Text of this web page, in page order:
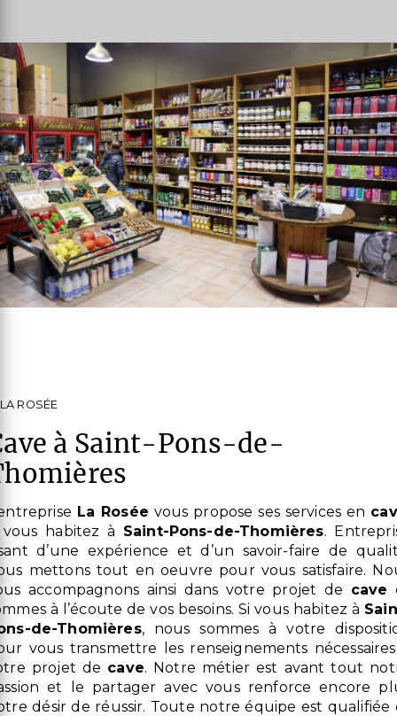
LA ROSÉE
La Rosée vous propose ses services en
vous habitez à Saint-Pons-de-Thomières.
d’une expérience et d’un savoir-faire de
mettons tout en oeuvre pour vous satisfaire.
accompagnons ainsi dans votre projet de cave
à l’écoute de vos besoins. Si vous habitez à
de-Thomières, nous sommes à votre
vous transmettre les renseignements
projet de cave. Notre métier est avant tout
et le partager avec vous renforce encore
désir de réussir. Toute notre équipe est qualifiée